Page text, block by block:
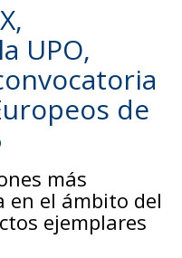
UPO,
de
más
en el ámbito del
ejemplares